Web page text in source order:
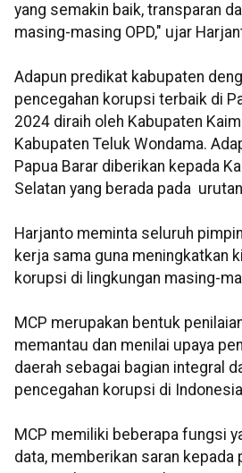
yang semakin baik, transparan
masing-masing OPD," ujar
Adapun predikat kabupaten
pencegahan korupsi terbaik di
2024 diraih oleh Kabupaten
Kabupaten Teluk Wondama.
Papua Barar diberikan kepada
Selatan yang berada pada
Harjanto meminta seluruh
kerja sama guna meningkatkan
korupsi di lingkungan masing-
MCP merupakan bentuk
memantau dan menilai upaya
daerah sebagai bagian integral
pencegahan korupsi di
MCP memiliki beberapa fungsi
data, memberikan saran kepada